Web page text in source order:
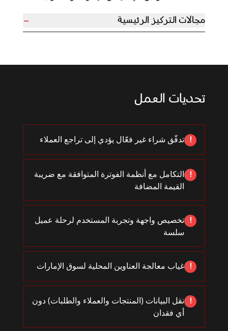
مجالات التركيز الرئيسية −
تحديات العمل
! تدفّق شراء غير فعّال يؤدي إلى تراجع العملاء
!
التكامل مع أنظمة الفوترة المتوافقة مع ضريبة
القيمة المضافة
!
تخصيص واجهة وتجربة المستخدم لرحلة عميل
سلسة
! غياب معالجة العناوين المحلية لسوق الإمارات
!
نقل البيانات (المنتجات والعملاء والطلبات) دون
أي فقدان